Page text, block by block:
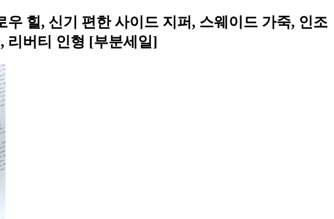
우 힐, 신기 편한 사이드 지퍼, 스웨이드 가죽, 인조
리버티 인형 [부분세일]